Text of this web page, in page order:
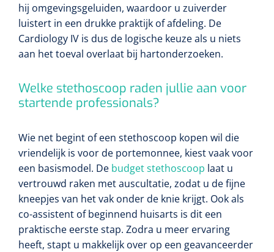
hij omgevingsgeluiden, waardoor u zuiverder
luistert in een drukke praktijk of afdeling. De
Cardiology IV is dus de logische keuze als u niets
aan het toeval overlaat bij hartonderzoeken.
Welke stethoscoop raden jullie aan voor
startende professionals?
Wie net begint of een stethoscoop kopen wil die
vriendelijk is voor de portemonnee, kiest vaak voor
een basismodel. De budget stethoscoop laat u
vertrouwd raken met auscultatie, zodat u de fijne
kneepjes van het vak onder de knie krijgt. Ook als
co-assistent of beginnend huisarts is dit een
praktische eerste stap. Zodra u meer ervaring
heeft, stapt u makkelijk over op een geavanceerder